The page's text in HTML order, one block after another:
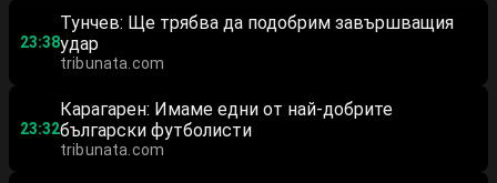
23:38
Тунчев: Ще трябва да подобрим завършващия
удар
tribunata.com
23:32
Карагарен: Имаме едни от най-добрите
български футболисти
tribunata.com